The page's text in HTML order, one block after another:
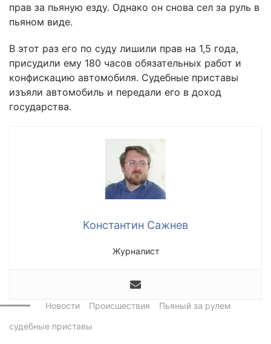
прав за пьяную езду. Однако он снова сел за руль в
пьяном виде.
В этот раз его по суду лишили прав на 1,5 года,
присудили ему 180 часов обязательных работ и
конфискацию автомобиля. Судебные приставы
изъяли автомобиль и передали его в доход
государства.
Константин Сажнев
Журналист
Новости Происшествия
Пьяный за рулем
судебные приставы